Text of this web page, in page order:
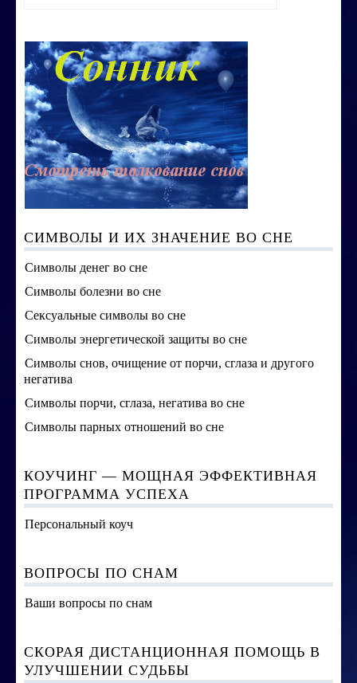
СИМВОЛЫ И ИХ ЗНАЧЕНИЕ ВО СНЕ
Символы денег во сне
Символы болезни во сне
Сексуальные символы во сне
Символы энергетической защиты во сне
Символы снов, очищение от порчи, сглаза и другого
негатива
Символы порчи, сглаза, негатива во сне
Символы парных отношений во сне
КОУЧИНГ — МОЩНАЯ ЭФФЕКТИВНАЯ
ПРОГРАММА УСПЕХА
Персональный коуч
ВОПРОСЫ ПО СНАМ
Ваши вопросы по снам
СКОРАЯ ДИСТАНЦИОННАЯ ПОМОЩЬ В
УЛУЧШЕНИИ СУДЬБЫ